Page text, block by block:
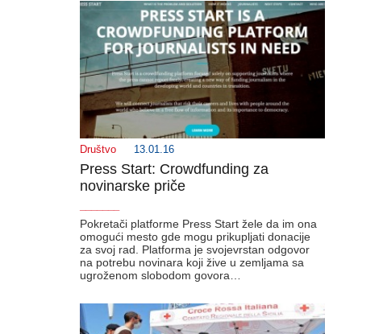
Društvo 13.01.16
Press Start: Crowdfunding za
novinarske priče
Pokretači platforme Press Start žele da im ona
omogući mesto gde mogu prikupljati donacije
za svoj rad. Platforma je svojevrstan odgovor
na potrebu novinara koji žive u zemljama sa
ugroženom slobodom govora…